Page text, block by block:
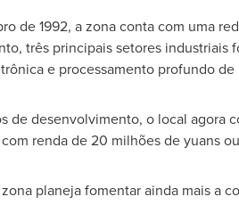
de 1992, a zona conta com uma
três principais setores
e processamento profundo
de desenvolvimento, o local
renda de 20 milhões de yuans
planeja fomentar ainda mais a